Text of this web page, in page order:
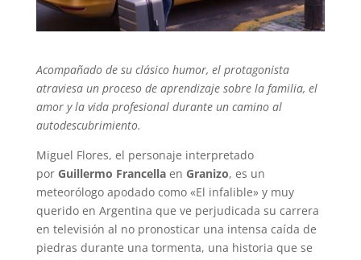
Acompañado de su clásico humor, el protagonista
atraviesa un proceso de aprendizaje sobre la familia, el
amor y la vida profesional durante un camino al
autodescubrimiento.
Miguel Flores, el personaje interpretado
por Guillermo Francella en Granizo, es un
meteorólogo apodado como «El infalible» y muy
querido en Argentina que ve perjudicada su carrera
en televisión al no pronosticar una intensa caída de
piedras durante una tormenta, una historia que se